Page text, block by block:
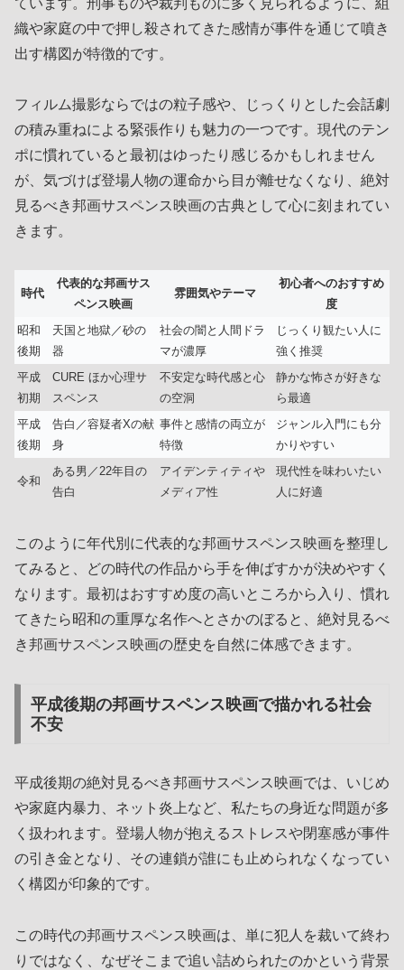
織や家庭の中で押し殺されてきた感情が事件を通じて噴き
出す構図が特徴的です。
フィルム撮影ならではの粒子感や、じっくりとした会話劇
の積み重ねによる緊張作りも魅力の一つです。現代のテン
ポに慣れていると最初はゆったり感じるかもしれません
が、気づけば登場人物の運命から目が離せなくなり、絶対
見るべき邦画サスペンス映画の古典として心に刻まれてい
きます。
時代
代表的な邦画サス
ペンス映画
雰囲気やテーマ
初心者へのおすすめ
度
昭和
後期
天国と地獄／砂の
器
社会の闇と人間ドラ
マが濃厚
じっくり観たい人に
強く推奨
平成
初期
CURE ほか心理サ
スペンス
不安定な時代感と心
の空洞
静かな怖さが好きな
ら最適
平成
後期
告白／容疑者Xの献
身
事件と感情の両立が
特徴
ジャンル入門にも分
かりやすい
令和
ある男／22年目の
告白
アイデンティティや
メディア性
現代性を味わいたい
人に好適
このように年代別に代表的な邦画サスペンス映画を整理し
てみると、どの時代の作品から手を伸ばすかが決めやすく
なります。最初はおすすめ度の高いところから入り、慣れ
てきたら昭和の重厚な名作へとさかのぼると、絶対見るべ
き邦画サスペンス映画の歴史を自然に体感できます。
平成後期の邦画サスペンス映画で描かれる社会
不安
平成後期の絶対見るべき邦画サスペンス映画では、いじめ
や家庭内暴力、ネット炎上など、私たちの身近な問題が多
く扱われます。登場人物が抱えるストレスや閉塞感が事件
の引き金となり、その連鎖が誰にも止められなくなってい
く構図が印象的です。
この時代の邦画サスペンス映画は、単に犯人を裁いて終わ
りではなく、なぜそこまで追い詰められたのかという背景